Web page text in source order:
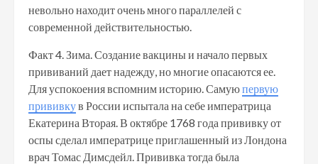
невольно находит очень много параллелей с
современной действительностью.
Факт 4. Зима. Создание вакцины и начало первых
прививаний дает надежду, но многие опасаются ее.
Для успокоения вспомним историю. Самуюпервую
прививкув России испытала на себе императрица
Екатерина Вторая. В октябре 1768 года прививку от
оспы сделал императрице приглашенный из Лондона
врач Томас Димсдейл. Прививка тогда была